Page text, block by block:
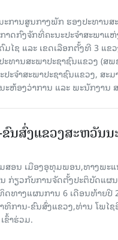
ການສູນກາງພັກ ຮອງປະທານ
າດກົງຈັກທີ່ຄະນະປະຈໍາສະພາແ
ໄຊ ແລະ ເຂດເລືອກຕັ້ງທີ 3 ແ
ທານສະພາປະຊາຊົນແຂວງ (ສ
ຈໍາສະພາປະຊາຊົນແຂວງ, ສະ
ະຫ້ອງວ່າການ ແລະ ພະນັກງານ
ນສົ່ງແຂວງສະຫວັນນ
ສອນ ເມືອງອຸທຸມພອນ,ທາງພະ
ກ່ຽວກັບການຈັດຕັ້ງປະຕິບັດແຜ
ທາງແຜນການ 6 ເດືອນທ້າຍປີ
ການ-ຂົນສົ່ງແຂວງ,ທ່ານ ໂພໄຊ
ຂົ້າຮ່ວມ.